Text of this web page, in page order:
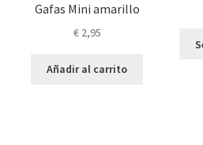
Gafas Mini amarillo
€2,95
Añadir al carrito